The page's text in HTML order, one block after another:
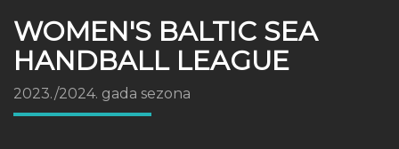
WOMEN'S BALTIC SEA
HANDBALL LEAGUE
2023./2024. gada sezona